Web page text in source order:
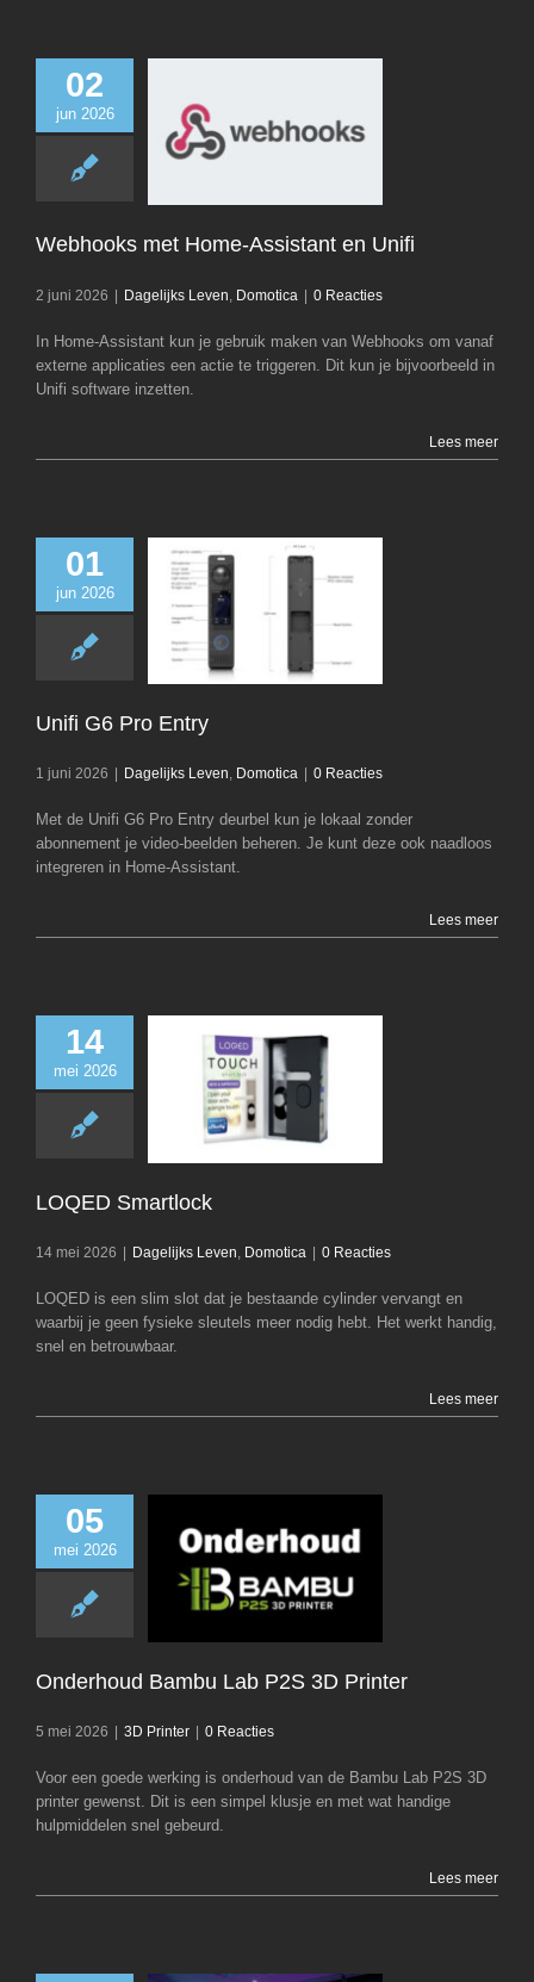
02
jun 2026
Webhooks met Home-Assistant en Unifi
2 juni 2026 | Dagelijks Leven Domotica | 0 Reacties
In Home-Assistant kun je gebruik maken van Webhooks om vanaf
externe applicaties een actie te triggeren. Dit kun je bijvoorbeeld in
Unifi software inzetten.
Lees meer
01
jun 2026
Unifi G6 Pro Entry
1 juni 2026 Dagelijks Leven, Domotica 0 Reacties
Met de Unifi G6 Pro Entry deurbel kun je lokaal zonder
abonnement je video-beelden beheren. Je kunt deze ook naadloos
integreren in Home-Assistant.
Lees meer
14
mei 2026
LOQED Smartlock
14 mei 2026 Dagelijks Leven, Domotica 0 Reacties
LOQED is een slim slot dat je bestaande cylinder vervangt en
waarbij je geen fysieke sleutels meer nodig hebt. Het werkt handig,
snel en betrouwbaar.
Lees meer
05
mei 2026
Onderhoud Bambu Lab P2S 3D Printer
5 mei 2026 3D Printer 0 Reacties
Voor een goede werking is onderhoud van de Bambu Lab P2S 3D
printer gewenst. Dit is een simpel klusje en met wat handige
hulpmiddelen snel gebeurd.
Lees meer